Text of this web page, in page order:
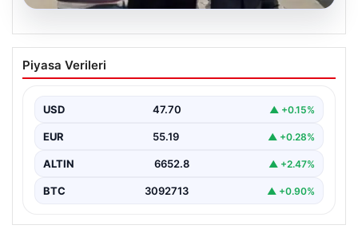
06.08.2026
Böyle hırsızlık görülmedi! Baz
istasyonlarından 2 milyonluk akü
Piyasa Verileri
USD 47.70 ▲ +0.15%
EUR 55.19 ▲ +0.28%
ALTIN 6652.8 ▲ +2.47%
BTC 3092713 ▲ +0.90%